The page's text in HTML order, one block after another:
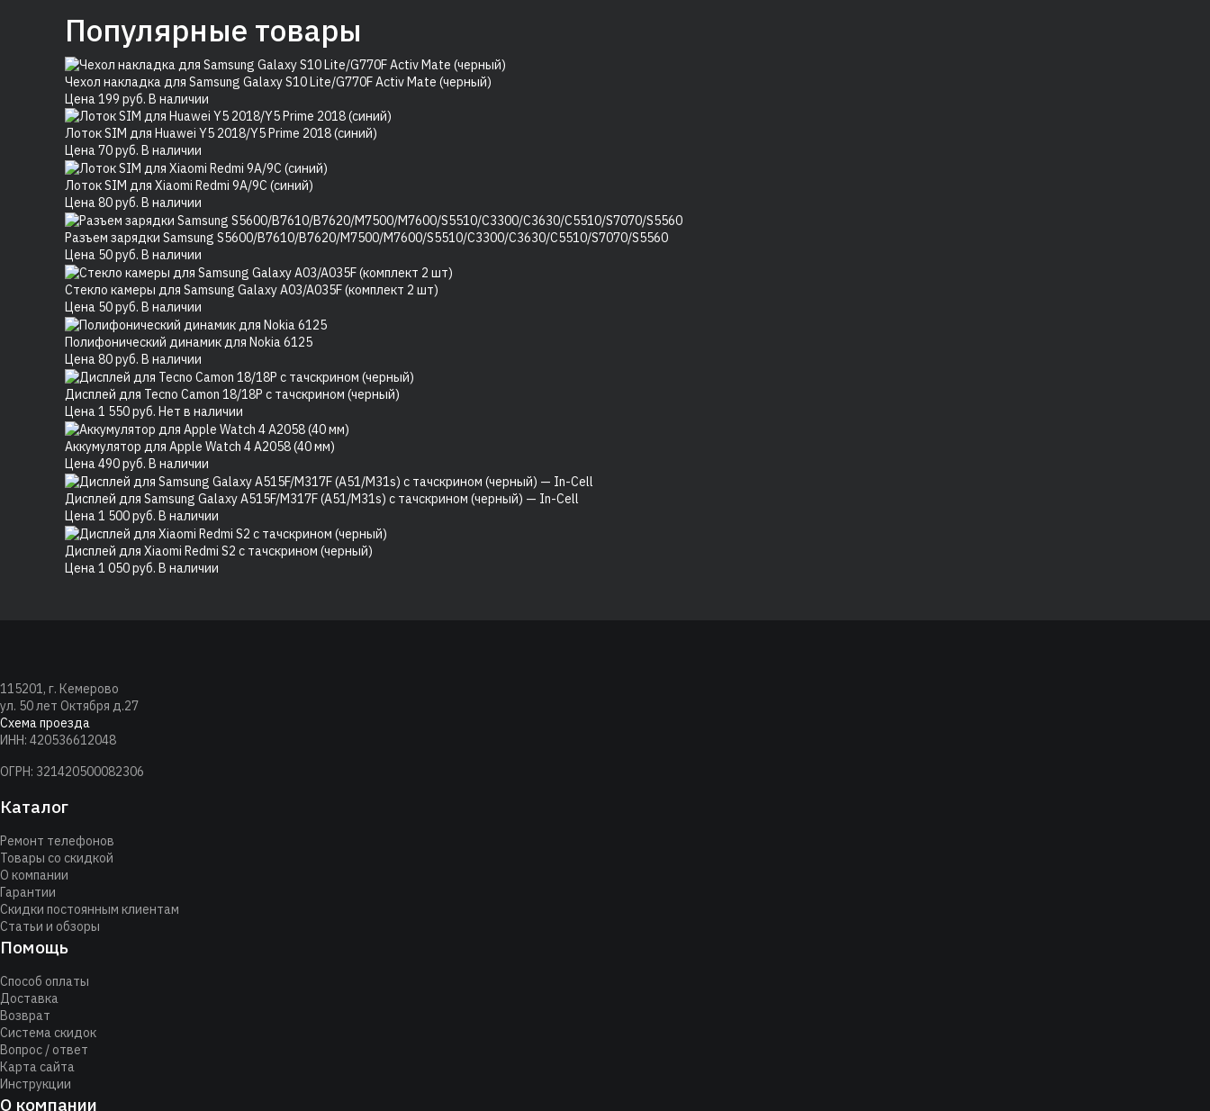
Популярные товары
Чехол накладка для Samsung Galaxy S10 Lite/G770F Activ Mate (черный)
Цена 199 руб. В наличии
Лоток SIM для Huawei Y5 2018/Y5 Prime 2018 (синий)
Цена70руб. В наличии
Лоток SIM для Xiaomi Redmi 9A/9C (синий)
Цена80руб. В наличии
Разъем зарядки Samsung S5600/B7610/B7620/M7500/M7600/S5510/C3300/C3630/C5510/S7070/S5560
Цена 50руб. В наличии
Стекло камеры для Samsung Galaxy A03/A035F (комплект 2 шт)
Цена 50руб. В наличии
Полифонический динамик для Nokia 6125
Цена80руб. В наличии
Дисплей для Tecno Camon 18/18P с тачскрином (черный)
Цена1 550руб. Нет в наличии
Аккумулятор для Apple Watch 4 A2058 (40 мм)
Цена490руб. В наличии
Дисплей для Samsung Galaxy A515F/M317F (A51/M31s) с тачскрином (черный) — In-Cell
Цена1 500руб. В наличии
Дисплей для Xiaomi Redmi S2 с тачскрином (черный)
Цена 1 050руб. В наличии
115201, г. Кемерово
ул. 50 лет Октября д.27
Схема проезда
ИНН: 420536612048
ОГРН: 321420500082306
Каталог
Ремонт телефонов
Товары со скидкой
О компании
Гарантии
Скидки постоянным клиентам
Статьи и обзоры
Помощь
Способ оплаты
Доставка
Возврат
Система скидок
Вопрос / ответ
Карта сайта
Инструкции
О компании